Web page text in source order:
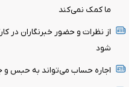
ما کمک نمی‌کند
از نظرات و حضور خبرنگاران در
شود
اجاره حساب می‌تواند به حبس و